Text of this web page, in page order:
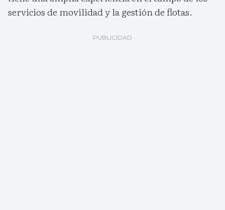
servicios de movilidad y la gestión de flotas.